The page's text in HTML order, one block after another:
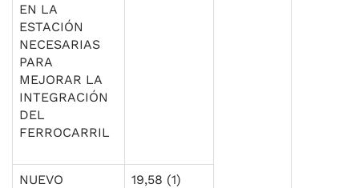
EN LA
ESTACIÓN
NECESARIAS
PARA
MEJORAR LA
INTEGRACIÓN
DEL
FERROCARRIL
NUEVO
19,58 (1)